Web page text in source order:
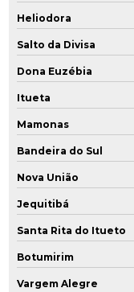
Heliodora
Salto da Divisa
Dona Euzébia
Itueta
Mamonas
Bandeira do Sul
Nova União
Jequitibá
Santa Rita do Itueto
Botumirim
Vargem Alegre